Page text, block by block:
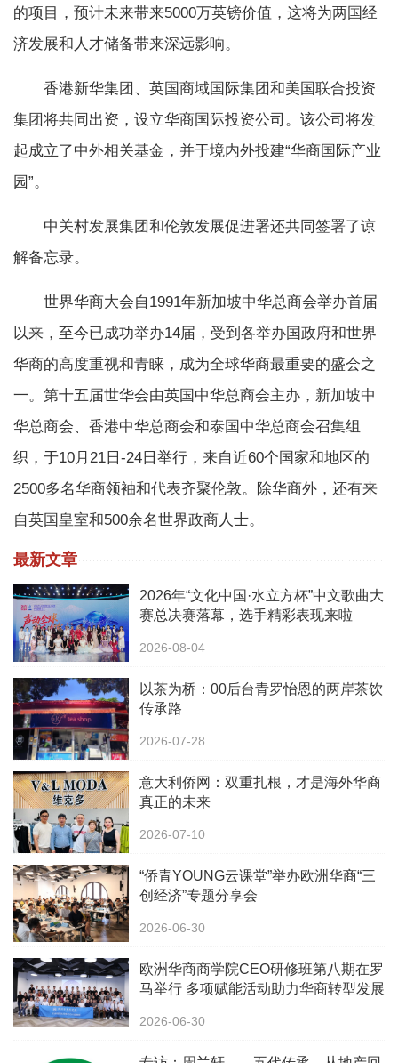
的项目，预计未来带来5000万英镑价值，这将为两国经
济发展和人才储备带来深远影响。
香港新华集团、英国商域国际集团和美国联合投资
集团将共同出资，设立华商国际投资公司。该公司将发
起成立了中外相关基金，并于境内外投建“华商国际产业
园”。
中关村发展集团和伦敦发展促进署还共同签署了谅
解备忘录。
世界华商大会自1991年新加坡中华总商会举办首届
以来，至今已成功举办14届，受到各举办国政府和世界
华商的高度重视和青睐，成为全球华商最重要的盛会之
一。第十五届世华会由英国中华总商会主办，新加坡中
华总商会、香港中华总商会和泰国中华总商会召集组
织，于10月21日-24日举行，来自近60个国家和地区的
2500多名华商领袖和代表齐聚伦敦。除华商外，还有来
自英国皇室和500余名世界政商人士。
最新文章
2026年“文化中国·水立方杯”中文歌曲大
赛总决赛落幕，选手精彩表现来啦
2026-08-04
以茶为桥：00后台青罗怡恩的两岸茶饮
传承路
2026-07-28
意大利侨网：双重扎根，才是海外华商
真正的未来
2026-07-10
“侨青YOUNG云课堂”举办欧洲华商“三
创经济”专题分享会
2026-06-30
欧洲华商商学院CEO研修班第八期在罗
马举行 多项赋能活动助力华商转型发展
2026-06-30